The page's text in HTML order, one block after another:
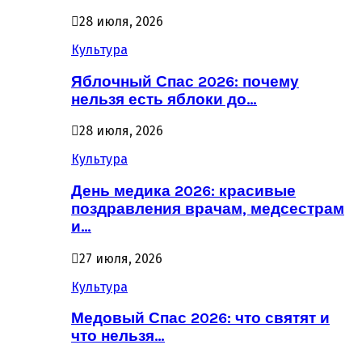
28 июля, 2026
Культура
Яблочный Спас 2026: почему
нельзя есть яблоки до…
28 июля, 2026
Культура
День медика 2026: красивые
поздравления врачам, медсестрам
и…
27 июля, 2026
Культура
Медовый Спас 2026: что святят и
что нельзя…